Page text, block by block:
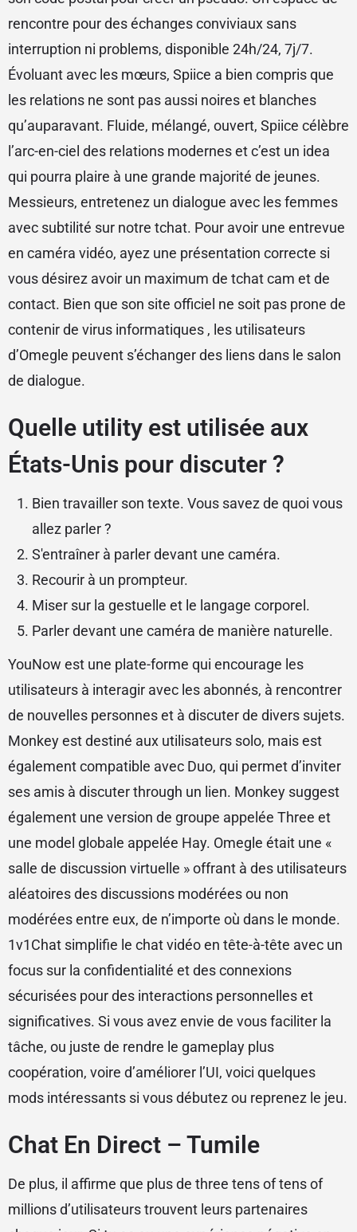
rencontre pour des échanges conviviaux sans
interruption ni problems, disponible 24h/24, 7j/7.
Évoluant avec les mœurs, Spiice a bien compris que
les relations ne sont pas aussi noires et blanches
qu’auparavant. Fluide, mélangé, ouvert, Spiice célèbre
l’arc-en-ciel des relations modernes et c’est un idea
qui pourra plaire à une grande majorité de jeunes.
Messieurs, entretenez un dialogue avec les femmes
avec subtilité sur notre tchat. Pour avoir une entrevue
en caméra vidéo, ayez une présentation correcte si
vous désirez avoir un maximum de tchat cam et de
contact. Bien que son site officiel ne soit pas prone de
contenir de virus informatiques , les utilisateurs
d’Omegle peuvent s’échanger des liens dans le salon
de dialogue.
Quelle utility est utilisée aux
États-Unis pour discuter ?
Bien travailler son texte. Vous savez de quoi vous
allez parler ?
S'entraîner à parler devant une caméra.
Recourir à un prompteur.
Miser sur la gestuelle et le langage corporel.
Parler devant une caméra de manière naturelle.
YouNow est une plate-forme qui encourage les
utilisateurs à interagir avec les abonnés, à rencontrer
de nouvelles personnes et à discuter de divers sujets.
Monkey est destiné aux utilisateurs solo, mais est
également compatible avec Duo, qui permet d’inviter
ses amis à discuter through un lien. Monkey suggest
également une version de groupe appelée Three et
une model globale appelée Hay. Omegle était une «
salle de discussion virtuelle » offrant à des utilisateurs
aléatoires des discussions modérées ou non
modérées entre eux, de n’importe où dans le monde.
1v1Chat simplifie le chat vidéo en tête-à-tête avec un
focus sur la confidentialité et des connexions
sécurisées pour des interactions personnelles et
significatives. Si vous avez envie de vous faciliter la
tâche, ou juste de rendre le gameplay plus
coopération, voire d’améliorer l’UI, voici quelques
mods intéressants si vous débutez ou reprenez le jeu.
Chat En Direct – Tumile
De plus, il affirme que plus de three tens of tens of
millions d’utilisateurs trouvent leurs partenaires